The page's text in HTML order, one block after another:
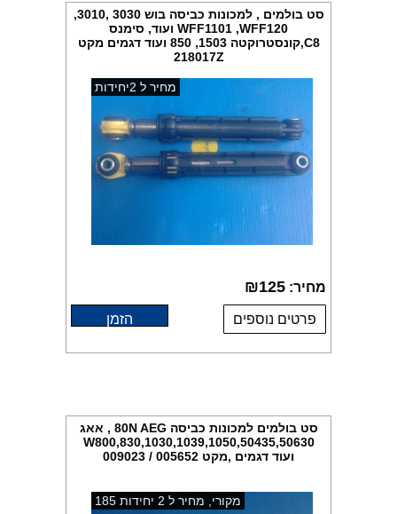
סט בולמים , למכונות כביסה בוש 3030 ,3010,
WFF1101 ,WFF120 ועוד, סימנס
C8,קונסטרוקטה 1503, 850 ועוד דגמים מקט
218017Z
מחיר ל 2יחידות
מחיר: ₪125
פרטים נוספים הזמן
סט בולמים למכונות כביסה 80N AEG , אאג
W800,830,1030,1039,1050,50435,50630
ועוד דגמים ,מקט 005652 / 009023
מקורי, מחיר ל 2 יחידות 185